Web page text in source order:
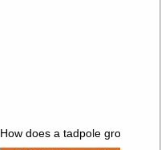
How does a tadpole grow : life